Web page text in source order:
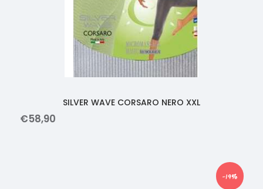
SILVER WAVE CORSARO NERO XXL
€58,90
-19%